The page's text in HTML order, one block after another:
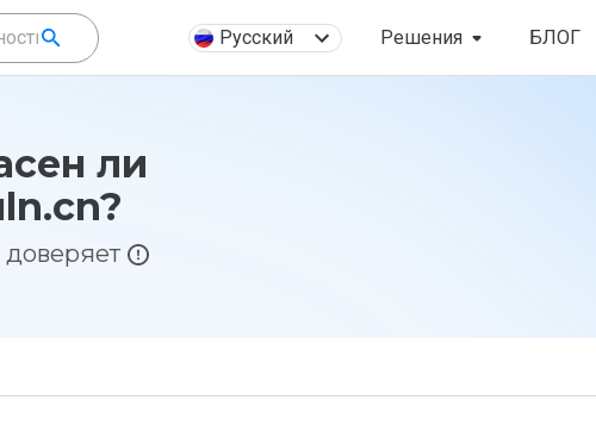
Русский Решения БЛОГ
ли